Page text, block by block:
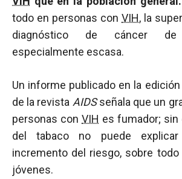
todo en personas con VIH, la
diagnóstico de cáncer
especialmente escasa.
Un informe publicado en la
de la revista AIDSseñala que un
personas con VIH es fumador; sin
del tabaco no puede explicar
incremento del riesgo, sobre
jóvenes.